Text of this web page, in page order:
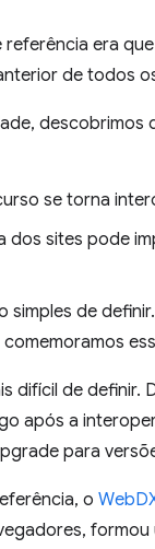
era
de todos
se torna
dos sites pode
simples de
difícil de
após a
para
o
formou